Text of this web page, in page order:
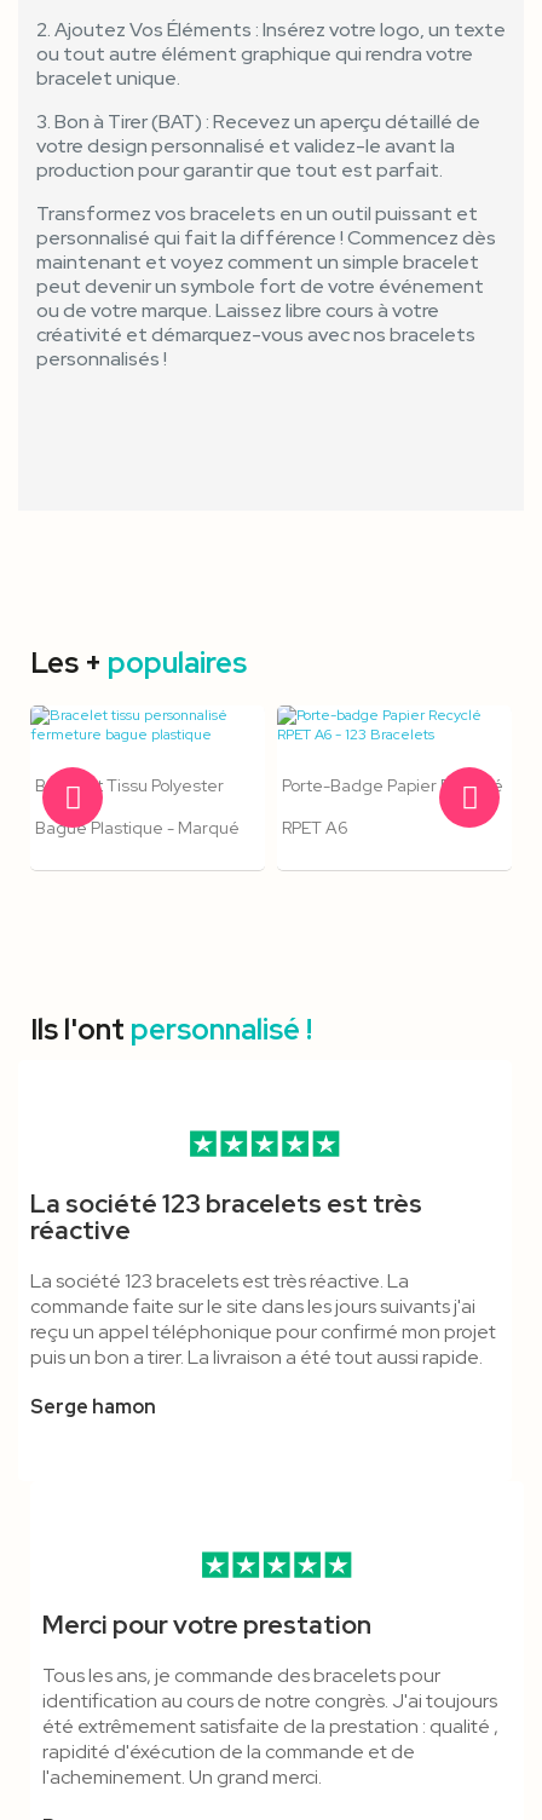
2. Ajoutez Vos Éléments : Insérez votre logo, un texte
ou tout autre élément graphique qui rendra votre
bracelet unique.
3. Bon à Tirer (BAT) : Recevez un aperçu détaillé de
votre design personnalisé et validez-le avant la
production pour garantir que tout est parfait.
Transformez vos bracelets en un outil puissant et
personnalisé qui fait la différence ! Commencez dès
maintenant et voyez comment un simple bracelet
peut devenir un symbole fort de votre événement
ou de votre marque. Laissez libre cours à votre
créativité et démarquez-vous avec nos bracelets
personnalisés !
Les + populaires
Bracelet Tissu Polyester
Bague Plastique - Marqué
Porte-Badge Papier Recyclé
RPET A6
Polyester
Économique Anti-
Tubulaire
Vierge
Détachable & Anti-
Polyester
19mm Avec Coupon
Boucle Détachable - Cordon
Ils l'ont personnalisé !
La société 123 bracelets est très
réactive
La société 123 bracelets est très réactive. La
commande faite sur le site dans les jours suivants j'ai
reçu un appel téléphonique pour confirmé mon projet
puis un bon a tirer. La livraison a été tout aussi rapide.
Serge hamon
Merci pour votre prestation
Tous les ans, je commande des bracelets pour
identification au cours de notre congrès. J'ai toujours
été extrêmement satisfaite de la prestation : qualité ,
rapidité d'éxécution de la commande et de
l'acheminement. Un grand merci.